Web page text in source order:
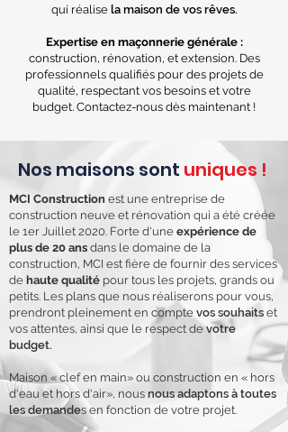
qui réalisela maison de vos rêves.
Expertise en maçonnerie générale :
construction, rénovation, et extension. Des
professionnels qualifiés pour des projets de
qualité, respectant vos besoins et votre
budget. Contactez-nous dès maintenant !
Nos maisons sont uniques !
MCI Construction est une entreprise de
construction neuve et rénovation qui a été créée
le 1er Juillet 2020. Forte d'une expérience de
plus de 20 ans dans le domaine de la
construction, MCI est fière de fournir des services
de haute qualité pour tous les projets, grands ou
petits. Les plans que nous réaliserons pour vous,
prendront pleinement en compte vos souhaits et
vos attentes, ainsi que le respect devotre
budget.
Maison « clef en main» ou construction en « hors
d'eau et hors d'air», nous nous adaptons à toutes
les demandes en fonction de votre projet.